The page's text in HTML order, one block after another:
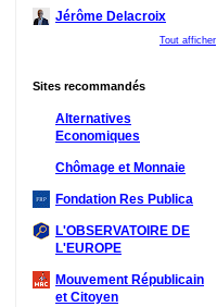
Jérôme Delacroix
Tout afficher
Sites recommandés
Alternatives
Economiques
Chômage et Monnaie
Fondation Res Publica
L'OBSERVATOIRE DE
L'EUROPE
Mouvement Républicain
et Citoyen